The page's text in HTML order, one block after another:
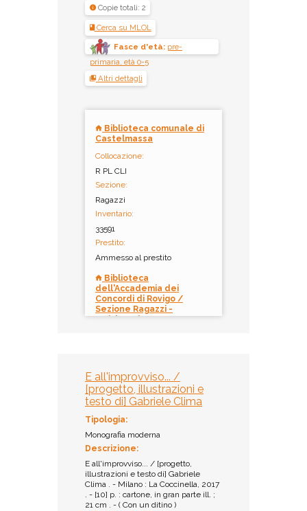
Copie totali: 2
Cerca su MLOL
Fasce d'età: pre-
primaria, età 0-5
Altri dettagli
Biblioteca comunale di
Castelmassa
Collocazione:
R PL CLI
Sezione:
Ragazzi
Inventario:
33591
Prestito:
Ammesso al prestito
Biblioteca
dell'Accademia dei
Concordi di Rovigo /
Sezione Ragazzi -
6382
Prestito:
Ammesso al prestito
E all'improvviso... /
[progetto, illustrazioni e
testo di] Gabriele Clima
Tipologia:
Monografia moderna
Descrizione:
E all'improvviso... / [progetto,
illustrazioni e testo di] Gabriele
Clima . - Milano : La Coccinella, 2017
. - [10] p. : cartone, in gran parte ill. ;
21 cm . - ( Con un ditino )